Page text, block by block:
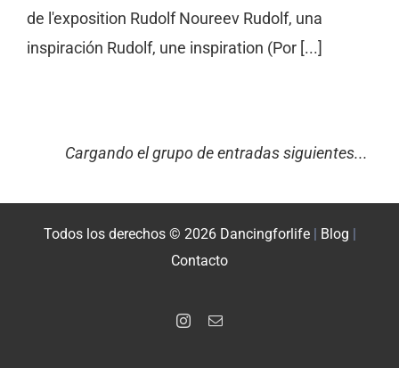
de l'exposition Rudolf Noureev Rudolf, una
inspiración Rudolf, une inspiration (Por [...]